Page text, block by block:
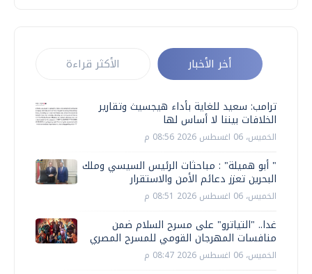
أخر الأخبار الأكثر قراءة
ترامب: سعيد للغاية بأداء هيجسيث وتقارير
الخلافات بيننا لا أساس لها
الخميس، 06 اغسطس 2026 08:56 م
" أبو هميلة" : مباحثات الرئيس السيسي وملك
البحرين تعزز دعائم الأمن والاستقرار
الخميس، 06 اغسطس 2026 08:51 م
غدا.. "التياترو" على مسرح السلام ضمن
منافسات المهرجان القومي للمسرح المصري
الخميس، 06 اغسطس 2026 08:47 م